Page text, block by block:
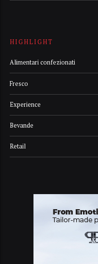
HIGHLIGHT
Alimentari confezionati
Fresco
Experience
Bevande
Retail